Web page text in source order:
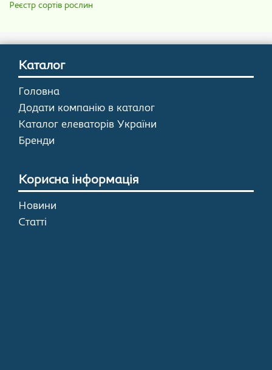
Реєстр сортів рослин
Каталог
Головна
Додати компанію в каталог
Каталог елеваторів України
Бренди
Корисна інформація
Новини
Статті